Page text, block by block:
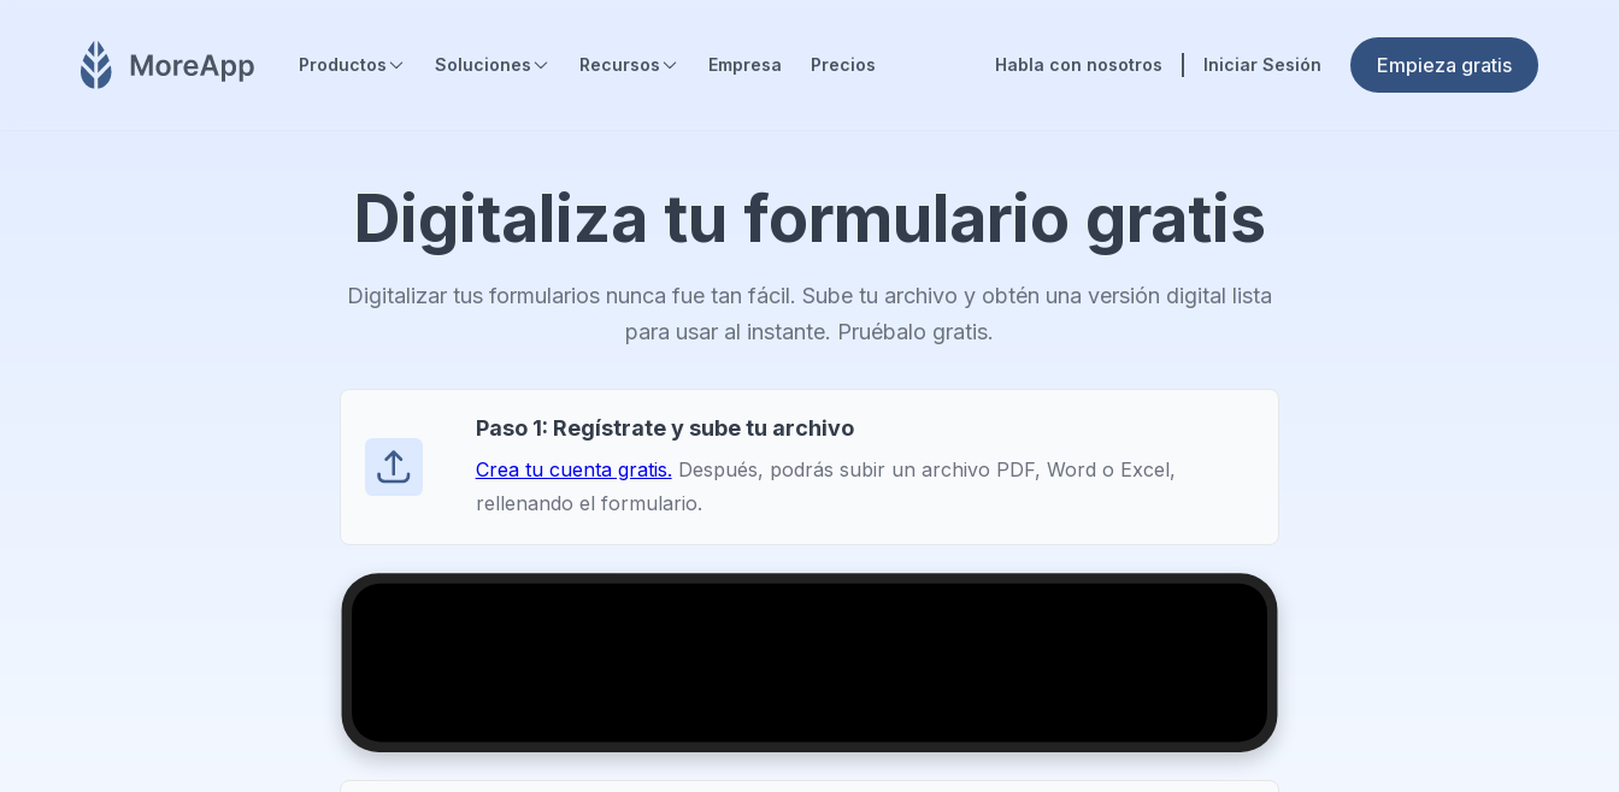
Productos Soluciones Recursos Empresa Precios Habla con nosotros Iniciar Sesión Empieza gratis
Digitaliza tu formulario gratis
Digitalizar tus formularios nunca fue tan fácil. Sube tu archivo y obtén una versión digital lista
para usar al instante. Pruébalo gratis.
Paso 1: Regístrate y sube tu archivo
Crea tu cuenta gratis. Después, podrás subir un archivo PDF, Word o Excel,
rellenando el formulario.